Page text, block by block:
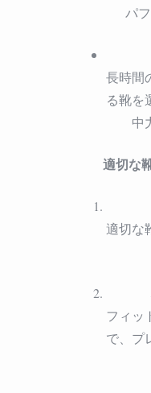
パ
長時間
る靴を
中
適切な
適切な
フィッ
で、プ